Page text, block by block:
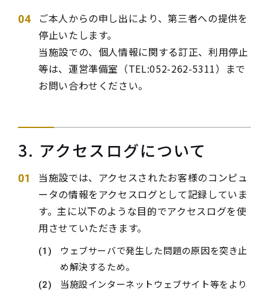
ご本人からの申し出により、第三者への提供を
停止いたします。
当施設での、個人情報に関する訂正、利用停止
等は、運営準備室（TEL:052-262-5311）まで
お問い合わせください。
3. アクセスログについて
当施設では、アクセスされたお客様のコンピュ
ータの情報をアクセスログとして記録していま
す。主に以下のような目的でアクセスログを使
用させていただきます。
ウェブサーバで発生した問題の原因を突き止
め解決するため。
当施設インターネットウェブサイト等をより